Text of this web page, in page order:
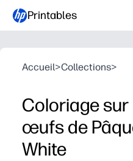
Printables
Accueil>Collections>
Coloriage
œufs de
White